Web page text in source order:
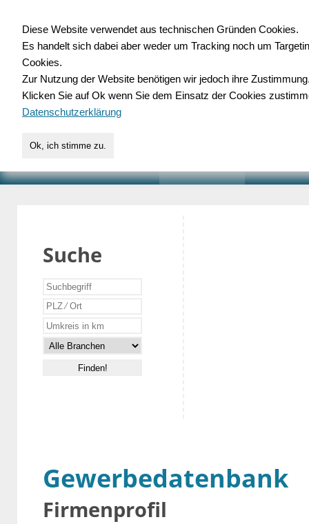
für Handwerk,
Suche
Gewerbedatenbank
Firmenprofil
Diese Website verwendet aus technischen Gründen Cookies.
Es handelt sich dabei aber weder um Tracking noch um
Cookies.
Zur Nutzung der Website benötigen wir jedoch ihre
Klicken Sie auf Ok wenn Sie dem Einsatz der Cookies
Datenschutzerklärung
Ok, ich stimme zu.